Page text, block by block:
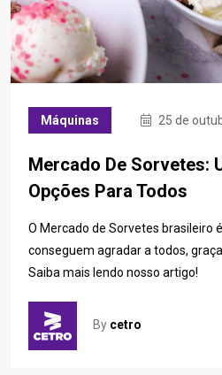
Máquinas 25 de
Mercado De Sorvetes:
Opções Para Todos
O Mercado de Sorvetes brasileiro
conseguem agradar a todos,
Saiba mais lendo nosso artigo!
By cetro